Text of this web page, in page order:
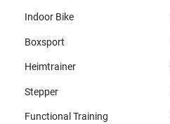
Indoor Bike
Boxsport
Heimtrainer
Stepper
Functional Training